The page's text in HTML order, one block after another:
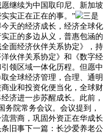
继续为中国取印尼、新加坡
实正在正在的事。”
三是
天的经济成长，经济全球化
正的多边从义，普惠包涵的
面经济伙伴关系协定》，持
伙伴关系协定》和《数字经
领区域一体化历程。但愿中
全球经济管理，合理、通明
业和投资化便当化，全球财
济进一步苏醒成长。此前，
务院常务会议。会议提到，
营商，巩固外资正在华成长
旧事下一篇：长沙爱养老公